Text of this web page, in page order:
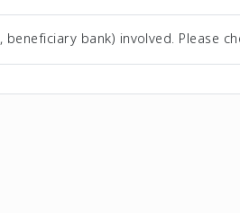
bank) involved. Please